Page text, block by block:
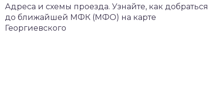
Адреса и схемы проезда. Узнайте, как добраться
до ближайшей МФК (МФО) на карте
Георгиевского